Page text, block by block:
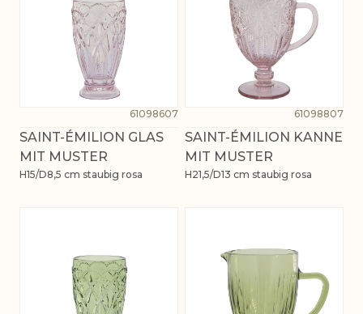
61098607
SAINT-ÉMILION GLAS
MIT MUSTER
H15/D8,5 cm staubig rosa
61098807
SAINT-ÉMILION KANNE
MIT MUSTER
H21,5/D13 cm staubig rosa